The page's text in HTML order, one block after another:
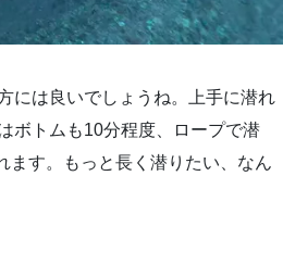
には良いでしょうね。上手に潜れ
ボトムも10分程度、ロープで潜
ます。もっと長く潜りたい、なん